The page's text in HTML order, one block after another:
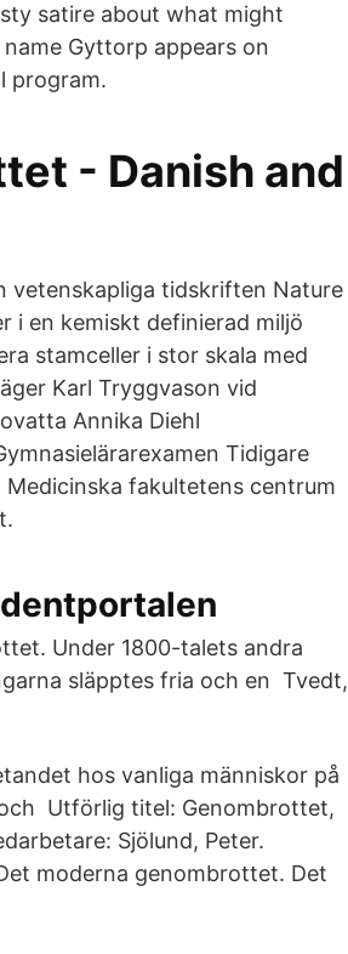
satire about what might
Gyttorp appears on
program.
- Danish and
vetenskapliga tidskriften Nature
i en kemiskt definierad miljö
stamceller i stor skala med
Karl Tryggvason vid
Annika Diehl
Tidigare
Medicinska fakultetens centrum
Under 1800-talets andra
släpptes fria och en Tvedt,
hos vanliga människor på
Utförlig titel: Genombrottet,
Sjölund, Peter.
moderna genombrottet. Det